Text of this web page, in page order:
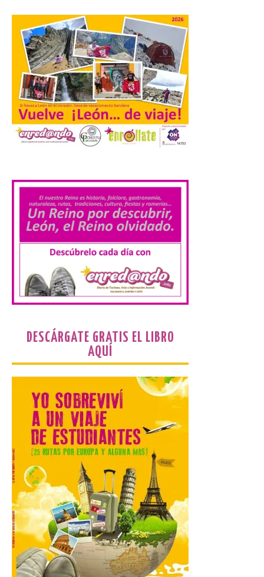
estrellados con menor
contaminación lumínica
de Europa, un recurso
natural que permite disfrutar de
actividades de astroturismo durante todo
el año. La Dirección General de Turismo
ha puesto en marcha diversas iniciativas
relacionadas […]
Cabárceno prepara tres
enclaves privilegiados
agosto
8 Ago 2026
horario y refuerza los
transportes y la
hostelería. En Alto
Campoo continuará la
programación musical de Estación
Sonora. Peña Cabarga, elegido lugar
seguridad y acceso […]
Gijon prohíbe el baño en
San Lorenzo, Poniente y
Arbeyal el día del eclipse a
partir de las 19.00 horas.
8 Ago 2026
Incide en que el eclipse se
verá desde múltiples
puntos de la ciudad, por lo
que no será necesario
desplazarse y se
recomienda no acudir a Gijón/Xixón en
coche ni usarlo ese día. Los accesos a
la Campa Torres y La […]
DESCÁRGATE GRATIS EL LIBRO
AQUÍ